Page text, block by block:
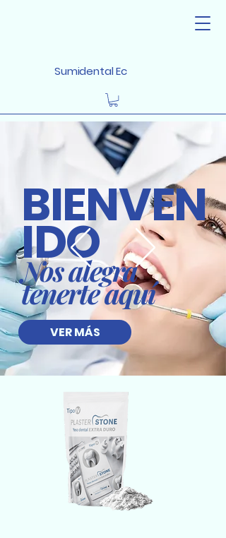
Sumidental Ec
BIENVEN
IDO
Nos alegra
tenerte aquí
VER MÁS